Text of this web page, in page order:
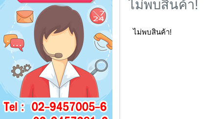
ไม่พบสินค้า!
ไม่พบสินค้า!